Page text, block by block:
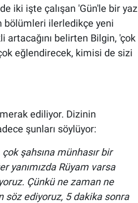
iki işte çalışan 'Gün'le bir yaz
bölümleri ilerledikçe yeni
belirten Bilgin, 'çok
eğlendirecek, kimisi de sizi
ediliyor. Dizinin
şunları söylüyor:
şahsına münhasır bir
yanımızda Rüyam varsa
Çünkü ne zaman ne
söz ediyoruz, 5 dakika sonra